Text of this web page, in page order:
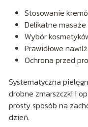
Stosowanie
Delikatne
Wybór
Prawidłowe
Ochrona przed
Systematyczna
drobne zmarszczki i
prosty sposób na
dzień.